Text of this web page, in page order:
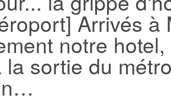
Arrivés
notre
la sortie du